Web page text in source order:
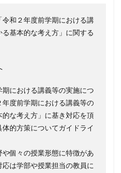
令和２年度前学期における講
基本的な考え方」に関する
における講義等の実施につ
年度前学期における講義等の
な考え方」に基き対応を頂
体的方策についてガイドライ
個々の授業形態に特徴があ
は学部や授業担当の教員に